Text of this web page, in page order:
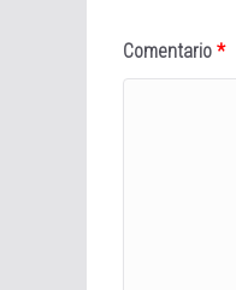
Comentario *